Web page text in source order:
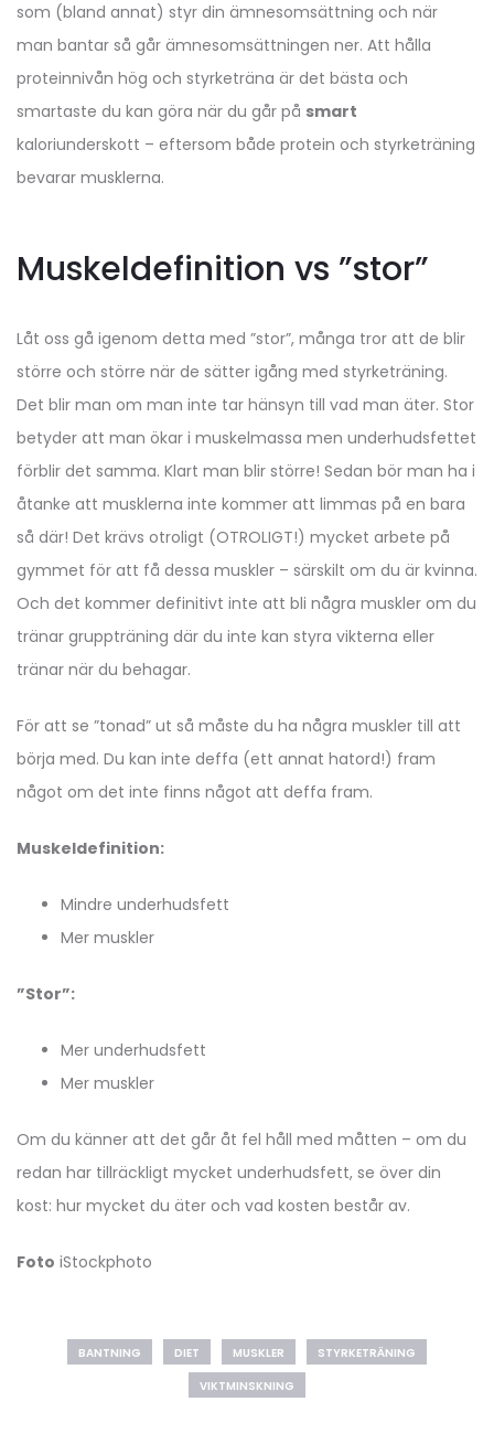
som (bland annat) styr din ämnesomsättning och när
man bantar så går ämnesomsättningen ner. Att hålla
proteinnivån hög och styrketräna är det bästa och
smartaste du kan göra när du går på smart
kaloriunderskott – eftersom både protein och styrketräning
bevarar musklerna.
Muskeldefinition vs ”stor”
Låt oss gå igenom detta med ”stor”, många tror att de blir
större och större när de sätter igång med styrketräning.
Det blir man om man inte tar hänsyn till vad man äter. Stor
betyder att man ökar i muskelmassa men underhudsfettet
förblir det samma. Klart man blir större! Sedan bör man ha i
åtanke att musklerna inte kommer att limmas på en bara
så där! Det krävs otroligt (OTROLIGT!) mycket arbete på
gymmet för att få dessa muskler – särskilt om du är kvinna.
Och det kommer definitivt inte att bli några muskler om du
tränar gruppträning där du inte kan styra vikterna eller
tränar när du behagar.
För att se ”tonad” ut så måste du ha några muskler till att
börja med. Du kan inte deffa (ett annat hatord!) fram
något om det inte finns något att deffa fram.
Muskeldefinition:
Mindre underhudsfett
Mer muskler
”Stor”:
Mer underhudsfett
Mer muskler
Om du känner att det går åt fel håll med måtten – om du
redan har tillräckligt mycket underhudsfett, se över din
kost: hur mycket du äter och vad kosten består av.
Foto iStockphoto
BANTNING DIET MUSKLER
STYRKETRÄNING
VIKTMINSKNING